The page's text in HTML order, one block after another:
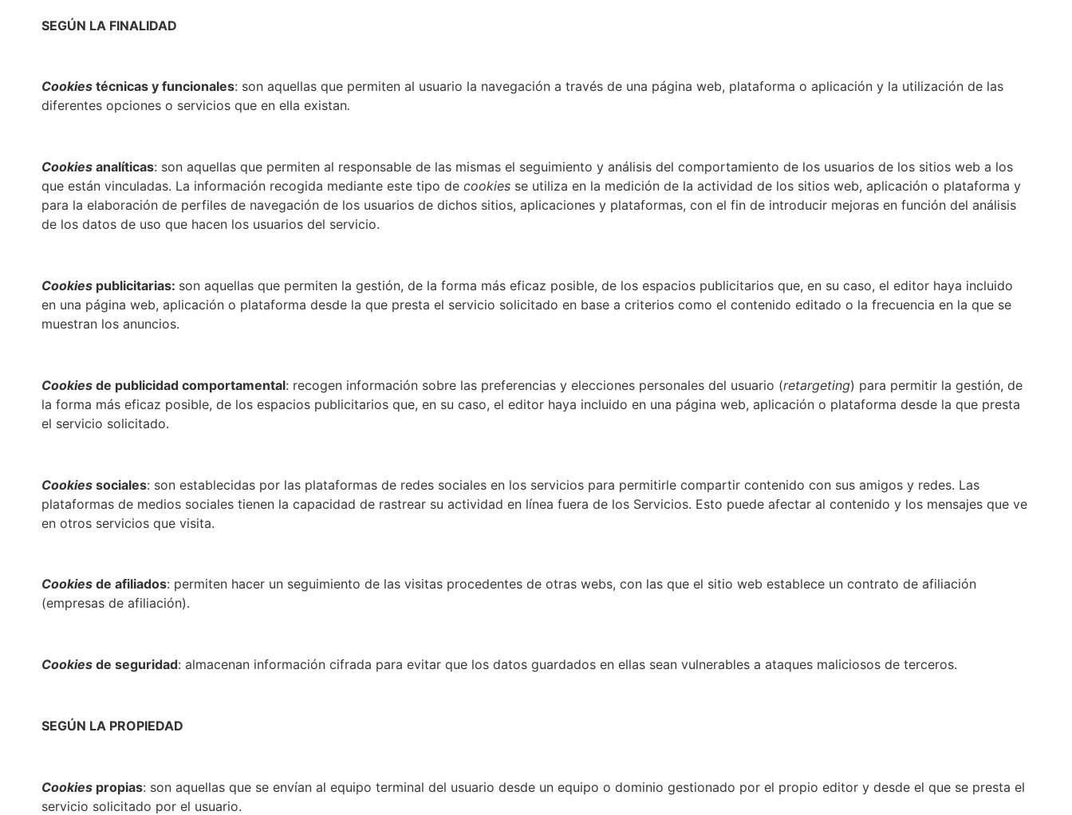
SEGÚN LA FINALIDAD
Cookies técnicas y funcionales: son aquellas que permiten al usuario la navegación a través de una página web, plataforma o aplicación y la utilización de las
diferentes opciones o servicios que en ella existan.
Cookies analíticas: son aquellas que permiten al responsable de las mismas el seguimiento y análisis del comportamiento de los usuarios de los sitios web a los
que están vinculadas. La información recogida mediante este tipo de cookies se utiliza en la medición de la actividad de los sitios web, aplicación o plataforma y
para la elaboración de perfiles de navegación de los usuarios de dichos sitios, aplicaciones y plataformas, con el fin de introducir mejoras en función del análisis
de los datos de uso que hacen los usuarios del servicio.
Cookies publicitarias: son aquellas que permiten la gestión, de la forma más eficaz posible, de los espacios publicitarios que, en su caso, el editor haya incluido
en una página web, aplicación o plataforma desde la que presta el servicio solicitado en base a criterios como el contenido editado o la frecuencia en la que se
muestran los anuncios.
Cookies de publicidad comportamental: recogen información sobre las preferencias y elecciones personales del usuario (retargeting) para permitir la gestión, de
la forma más eficaz posible, de los espacios publicitarios que, en su caso, el editor haya incluido en una página web, aplicación o plataforma desde la que presta
el servicio solicitado.
Cookies sociales: son establecidas por las plataformas de redes sociales en los servicios para permitirle compartir contenido con sus amigos y redes. Las
plataformas de medios sociales tienen la capacidad de rastrear su actividad en línea fuera de los Servicios. Esto puede afectar al contenido y los mensajes que ve
en otros servicios que visita.
Cookies de afiliados: permiten hacer un seguimiento de las visitas procedentes de otras webs, con las que el sitio web establece un contrato de afiliación
(empresas de afiliación).
Cookies de seguridad: almacenan información cifrada para evitar que los datos guardados en ellas sean vulnerables a ataques maliciosos de terceros.
SEGÚN LA PROPIEDAD
Cookies propias: son aquellas que se envían al equipo terminal del usuario desde un equipo o dominio gestionado por el propio editor y desde el que se presta el
servicio solicitado por el usuario.